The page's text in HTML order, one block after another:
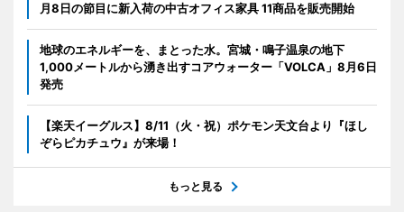
月8日の節目に新入荷の中古オフィス家具 11商品を販売開始
地球のエネルギーを、まとった水。宮城・鳴子温泉の地下
1,000メートルから湧き出すコアウォーター「VOLCA」8月6日
発売
【楽天イーグルス】8/11（火・祝）ポケモン天文台より『ほし
ぞらピカチュウ』が来場！
もっと見る